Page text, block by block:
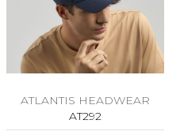
ATLANTIS HEADWEAR
AT292